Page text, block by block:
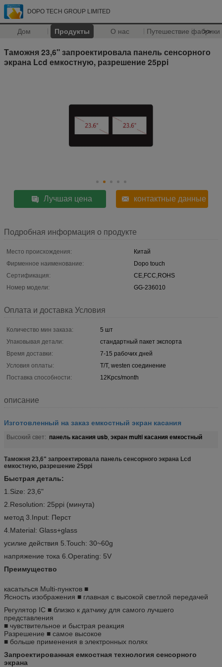
DOPO TECH GROUP LIMITED
Дом Продукты О нас Путешествие фабрики
>>
Таможня 23,6" запроектировала панель сенсорного
экрана Lcd емкостную, разрешение 25ppi
Лучшая цена контактные данные
Подробная информация о продукте
Место происхождения:
Китай
Фирменное наименование:
Dopo touch
Сертификация:
CE,FCC,ROHS
Номер модели:
GG-236010
Оплата и доставка Условия
Количество мин заказа:
5 шт
Упаковывая детали:
стандартный пакет экспорта
Время доставки:
7-15 рабочих дней
Условия оплаты:
T/T, westen соединение
Поставка способности:
12Kpcs/month
описание
Изготовленный на заказ емкостный экран касания
Высокий свет: панель касания usb, экран multi касания емкостный
Таможня 23,6" запроектировала панель сенсорного экрана Lcd
емкостную, разрешение 25ppi
Быстрая деталь:
1.Size: 23,6"
2.Resolution: 25ppi (минута)
метод 3.Input: Перст
4.Material: Glass+glass
усилие действия 5.Touch: 30~60g
напряжение тока 6.Operating: 5V
Преимущество
касатьться Multi-пунктов ■
Ясность изображения ■ главная с высокой светлой передачей
Регулятор IC ■ близко к датчику для самого лучшего
представления
■ чувствительное и быстрая реакция
Разрешение ■ самое высокое
■ больше применения в электронных полях
Запроектированная емкостная технология сенсорного
экрана